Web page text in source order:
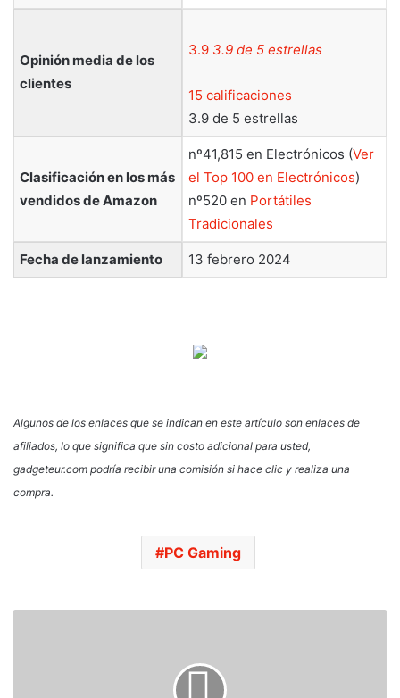
Opinión media de los
clientes
3.9 3.9 de 5 estrellas
15 calificaciones
3.9 de 5 estrellas
Clasificación en los más
vendidos de Amazon
nº41,815 en Electrónicos (Ver
el Top 100 en Electrónicos)
nº520 en Portátiles
Tradicionales
Fecha de lanzamiento 13 febrero 2024
Algunos de los enlaces que se indican en este artículo son enlaces de
afiliados, lo que significa que sin costo adicional para usted,
gadgeteur.com podría recibir una comisión si hace clic y realiza una
compra.
PC Gaming